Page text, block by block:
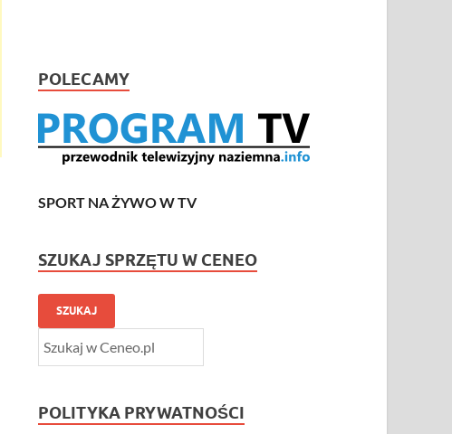
POLECAMY
SPORT NA ŻYWO W TV
SZUKAJ SPRZĘTU W CENEO
SZUKAJ
POLITYKA PRYWATNOŚCI